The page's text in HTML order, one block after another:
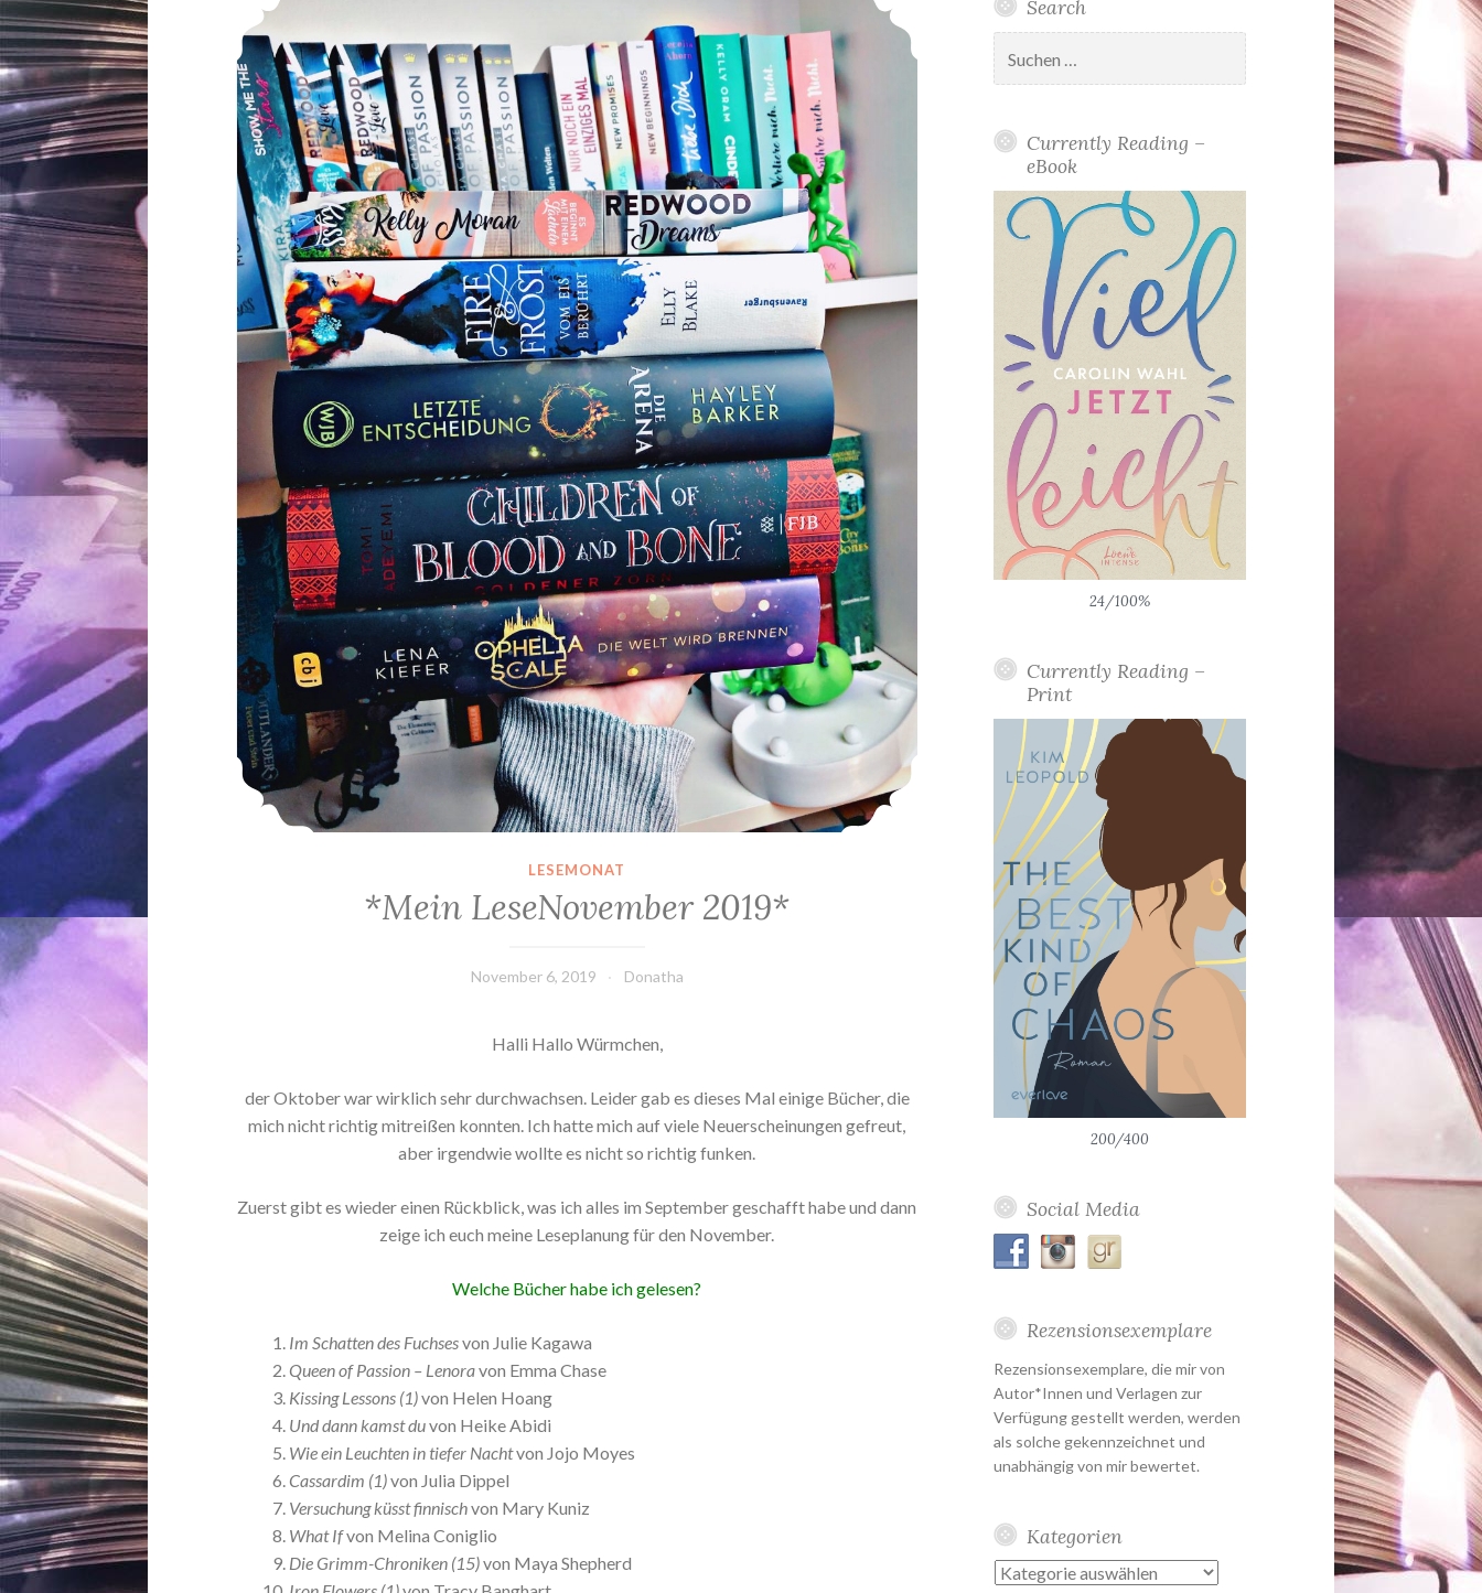
LESEMONAT
*Mein LeseNovember 2019*
November 6, 2019 Donatha
Halli Hallo Würmchen,
der Oktober war wirklich sehr durchwachsen. Leider gab es dieses Mal einige Bücher, die
mich nicht richtig mitreißen konnten. Ich hatte mich auf viele Neuerscheinungen gefreut,
aber irgendwie wollte es nicht so richtig funken.
Zuerst gibt es wieder einen Rückblick, was ich alles im September geschafft habe und dann
zeige ich euch meine Leseplanung für den November.
Welche Bücher habe ich gelesen?
Im Schatten des Fuchsesvon Julie Kagawa
Queen of Passion – Lenoravon Emma Chase
Kissing Lessons (1)von Helen Hoang
Und dann kamst duvon Heike Abidi
Wie ein Leuchten in tiefer Nachtvon Jojo Moyes
Cassardim (1)von Julia Dippel
Versuchung küsst finnischvon Mary Kuniz
What Ifvon Melina Coniglio
Die Grimm-Chroniken (15)von Maya Shepherd
Search
nach:
Currently Reading –
eBook
24/100%
Currently Reading –
Print
200/400
Social Media
Rezensionsexemplare
Rezensionsexemplare, die mir von
Autor*Innen und Verlagen zur
Verfügung gestellt werden, werden
als solche gekennzeichnet und
unabhängig von mir bewertet.
Kategorien
Kategorien